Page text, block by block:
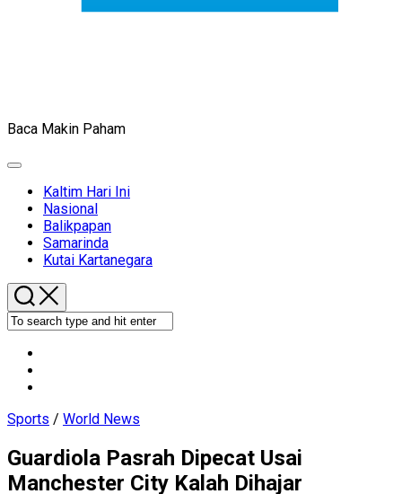
Baca Makin Paham
Expand
Kaltim Hari Ini
Nasional
Balikpapan
Samarinda
Kutai Kartanegara
Sports / World News
Guardiola Pasrah Dipecat Usai
Manchester City Kalah Dihajar